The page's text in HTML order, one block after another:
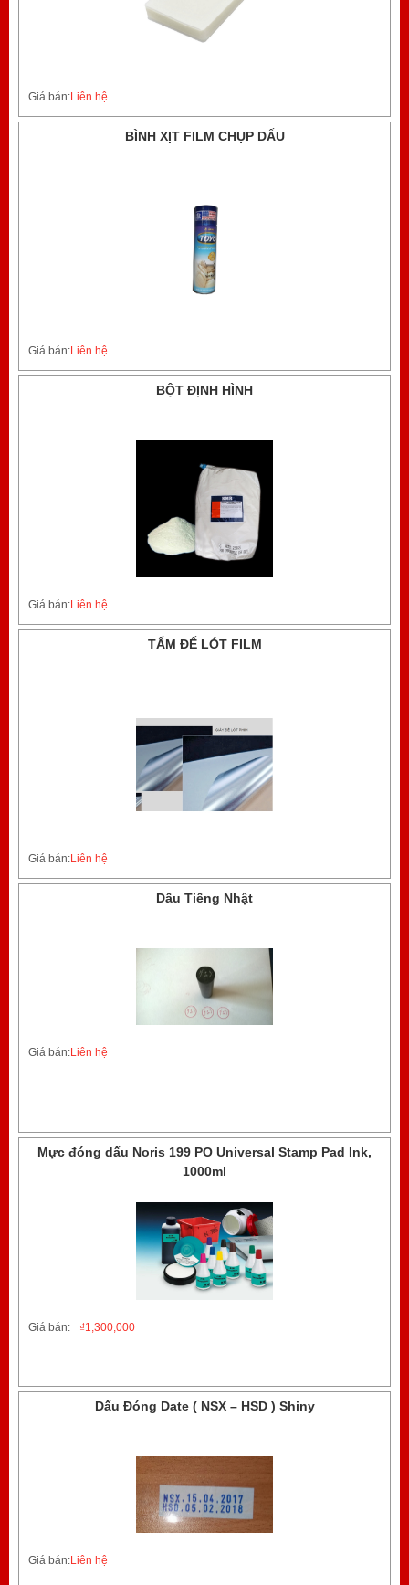
Giá bán:Liên hệ
BÌNH XỊT FILM CHỤP DẤU
Giá bán:Liên hệ
BỘT ĐỊNH HÌNH
Giá bán:Liên hệ
TẤM ĐẾ LÓT FILM
Giá bán:Liên hệ
Dấu Tiếng Nhật
Giá bán:Liên hệ
Mực đóng dấu Noris 199 PO Universal Stamp Pad Ink,
1000ml
Giá bán: 1,300,000
₫
Dấu Đóng Date ( NSX – HSD ) Shiny
Giá bán:Liên hệ